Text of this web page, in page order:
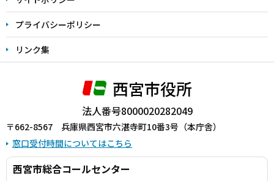
プライバシーポリシー
リンク集
西宮市役所
法人番号8000020282049
〒662-8567 兵庫県西宮市六湛寺町10番3号（本庁舎）
窓口受付時間についてはこちら
西宮市総合コールセンター